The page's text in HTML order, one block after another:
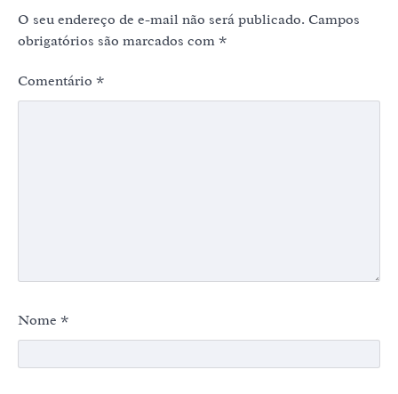
O seu endereço de e-mail não será publicado. Campos
obrigatórios são marcados com *
Comentário *
Nome *